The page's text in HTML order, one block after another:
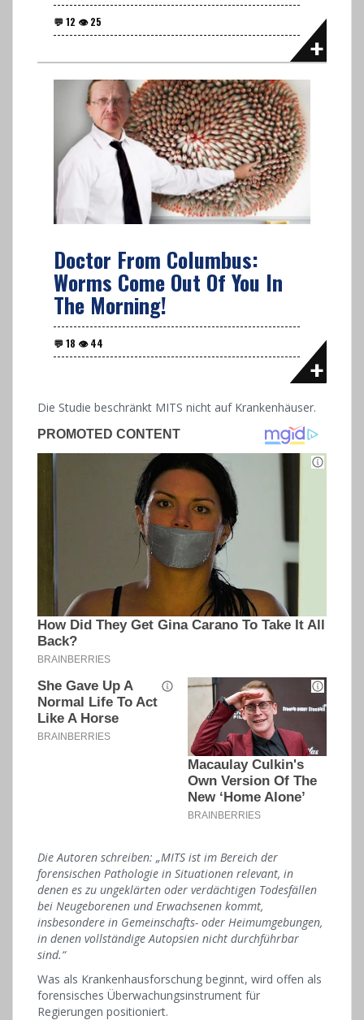
Doctor From Columbus:
Worms Come Out Of You In
The Morning!
Die Studie beschränkt MITS nicht auf Krankenhäuser.
Die Autoren schreiben: „MITS ist im Bereich der
forensischen Pathologie in Situationen relevant, in
denen es zu ungeklärten oder verdächtigen Todesfällen
bei Neugeborenen und Erwachsenen kommt,
insbesondere in Gemeinschafts- oder Heimumgebungen,
in denen vollständige Autopsien nicht durchführbar
sind.“
Was als Krankenhausforschung beginnt, wird offen als
forensisches Überwachungsinstrument für
Regierungen positioniert.